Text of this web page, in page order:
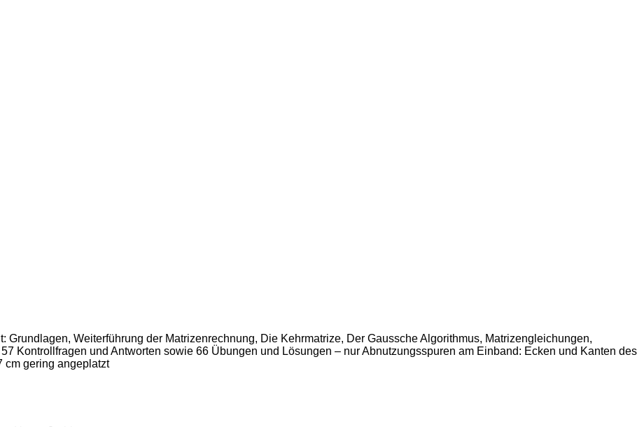
Weiterführung der Matrizenrechnung, Die Kehrmatrize, Der Gaussche Algorithmus, Matrizengleichungen,
Kontrollfragen und Antworten sowie 66 Übungen und Lösungen – nur Abnutzungsspuren am Einband: Ecken und Kanten des
cm gering angeplatzt